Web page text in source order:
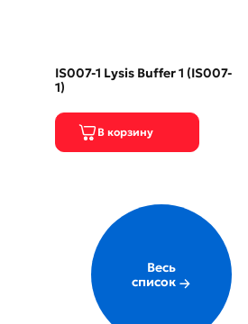
IS007-1 Lysis Buffer 1 (IS007-
1)
Весь
список